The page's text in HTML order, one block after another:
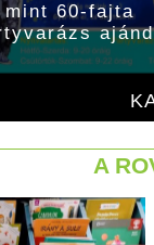
mint 60-fajta
A